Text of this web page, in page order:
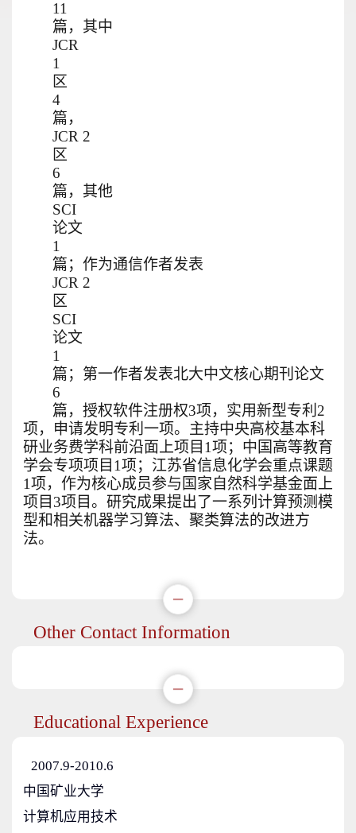
11
篇，其中
JCR
1
区
4
篇，
JCR 2
区
6
篇，其他
SCI
论文
1
篇；作为通信作者发表
JCR 2
区
SCI
论文
1
篇；第一作者发表北大中文核心期刊论文
6
篇，授权软件注册权3项，实用新型专利2
项，申请发明专利一项。主持中央高校基本科
研业务费学科前沿面上项目1项；中国高等教育
学会专项项目1项；江苏省信息化学会重点课题
1项，作为核心成员参与国家自然科学基金面上
项目3项目。研究成果提出了一系列计算预测模
型和相关机器学习算法、聚类算法的改进方
法。
Other Contact Information
Educational Experience
2007.9-2010.6
中国矿业大学
计算机应用技术